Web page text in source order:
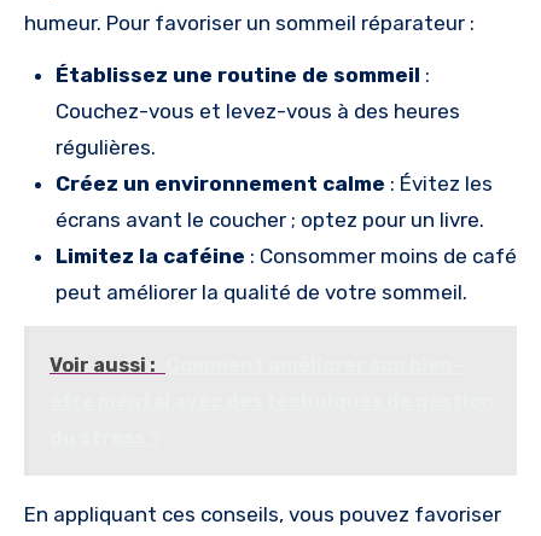
humeur. Pour favoriser un sommeil réparateur :
Établissez une routine de sommeil :
Couchez-vous et levez-vous à des heures
régulières.
Créez un environnement calme : Évitez les
écrans avant le coucher ; optez pour un livre.
Limitez la caféine : Consommer moins de café
peut améliorer la qualité de votre sommeil.
Voir aussi :
En appliquant ces conseils, vous pouvez favoriser